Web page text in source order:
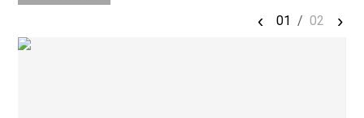
‹ 01 / 02 ›